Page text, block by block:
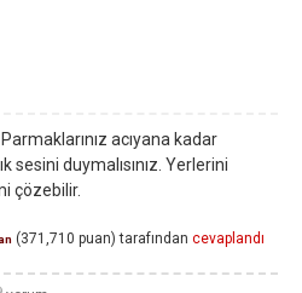
acıyana kadar
sesini duymalısınız. Yerlerini
çözebilir.
(371,710 puan) tarafından cevaplandı